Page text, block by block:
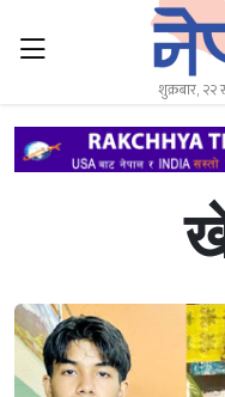
शुक्रबार, २२